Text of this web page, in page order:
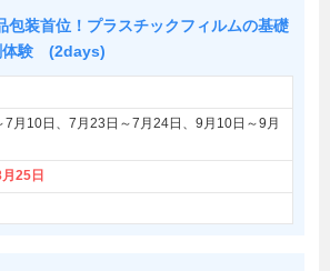
包装首位！プラスチックフィルムの基礎
体験 (2days)
7月10日、7月23日～7月24日、9月10日～9月
25日